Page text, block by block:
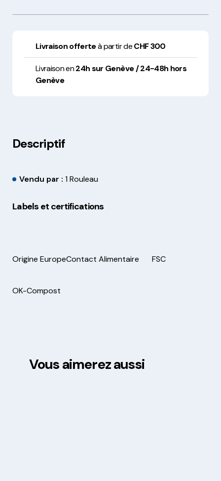
Livraison offerteà partir deCHF 300
Livraison en24h sur Genève / 24-48h hors
Genève
Descriptif
Vendu par : 1 Rouleau
Labels et certifications
Origine EuropeContact Alimentaire FSC
OK-Compost
Vous aimerez aussi